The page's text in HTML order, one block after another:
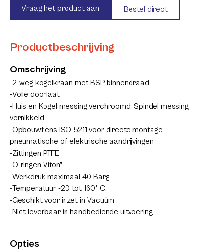
Vraag het product aan Bestel direct
Productbeschrijving
Omschrijving
2-weg kogelkraan met BSP binnendraad
Volle doorlaat
Huis en Kogel messing verchroomd, Spindel messing
vernikkeld
Opbouwflens ISO 5211 voor directe montage
pneumatische of elektrische aandrijvingen
Zittingen PTFE
O-ringen Viton®
Werkdruk maximaal 40 Barg
Temperatuur -20 tot 160° C.
Geschikt voor inzet in Vacuüm
Niet leverbaar in handbediende uitvoering
Opties